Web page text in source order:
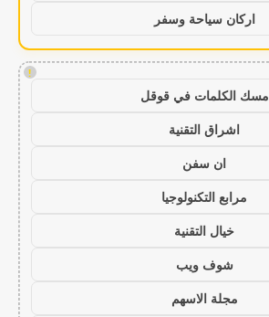
اركان سياحة وسفر
!
مسك الكلمات في قوقل
اشراق التقنية
ان سفن
مرابع التكنولوجيا
خيال التقنية
شوف ويب
مجلة الاسهم